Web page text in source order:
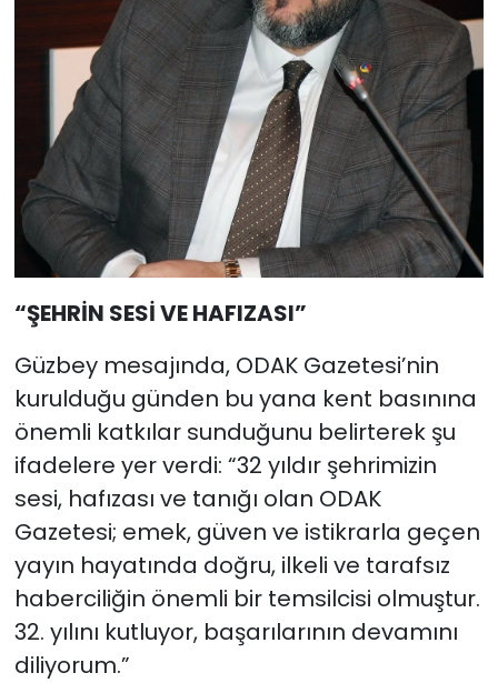
“ŞEHRİN SESİ VE HAFIZASI”
Güzbey mesajında, ODAK Gazetesi’nin
kurulduğu günden bu yana kent basınına
önemli katkılar sunduğunu belirterek şu
ifadelere yer verdi: “32 yıldır şehrimizin
sesi, hafızası ve tanığı olan ODAK
Gazetesi; emek, güven ve istikrarla geçen
yayın hayatında doğru, ilkeli ve tarafsız
haberciliğin önemli bir temsilcisi olmuştur.
32. yılını kutluyor, başarılarının devamını
diliyorum.”